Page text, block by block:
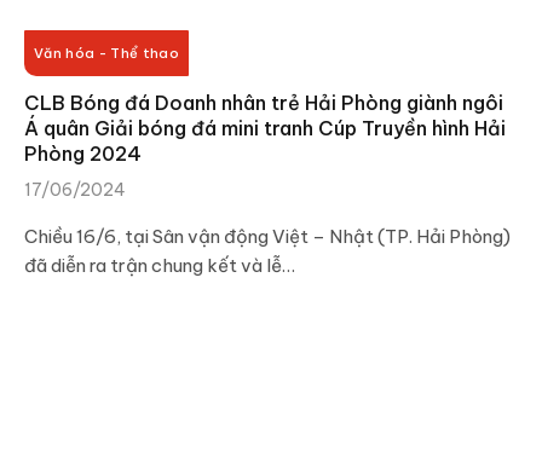
Văn hóa - Thể thao
CLB Bóng đá Doanh nhân trẻ Hải Phòng giành ngôi
Á quân Giải bóng đá mini tranh Cúp Truyền hình Hải
Phòng 2024
17/06/2024
Chiều 16/6, tại Sân vận động Việt – Nhật (TP. Hải Phòng)
đã diễn ra trận chung kết và lễ…